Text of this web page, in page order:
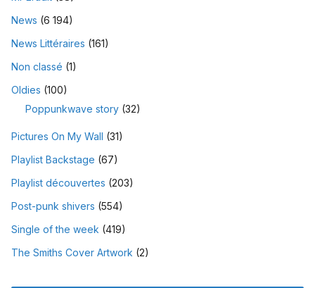
News (6 194)
News Littéraires (161)
Non classé (1)
Oldies (100)
Poppunkwave story (32)
Pictures On My Wall (31)
Playlist Backstage (67)
Playlist découvertes (203)
Post-punk shivers (554)
Single of the week (419)
The Smiths Cover Artwork (2)